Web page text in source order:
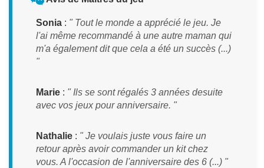
Sonia : " Tout le monde a apprécié le jeu. Je
l'ai même recommandé à une autre maman qui
m'a également dit que cela a été un succès (...)
"
Marie : " Ils se sont régalés 3 années desuite
avec vos jeux pour anniversaire. "
Nathalie : " Je voulais juste vous faire un
retour après avoir commander un kit chez
vous. A l'occasion de l'anniversaire des 6 (...) "